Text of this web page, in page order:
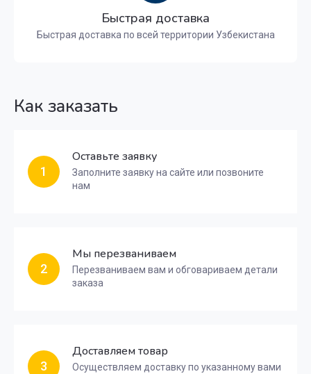
Быстрая доставка
Быстрая доставка по всей территории Узбекистана
Как заказать
1
Оставьте заявку
Заполните заявку на сайте или позвоните
нам
2
Мы перезваниваем
Перезваниваем вам и обговариваем детали
заказа
3
Доставляем товар
Осуществляем доставку по указанному вами